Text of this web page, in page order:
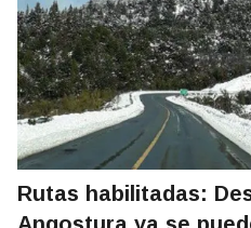
Rutas habilitadas: